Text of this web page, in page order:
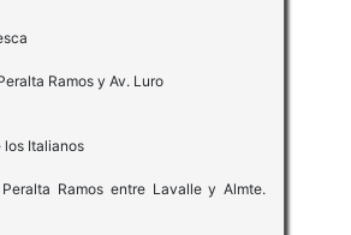
Ramos y Av. Luro
los Italianos
Ramos entre Lavalle y Almte.